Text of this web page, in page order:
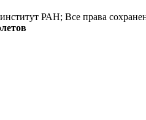
РАН; Все права